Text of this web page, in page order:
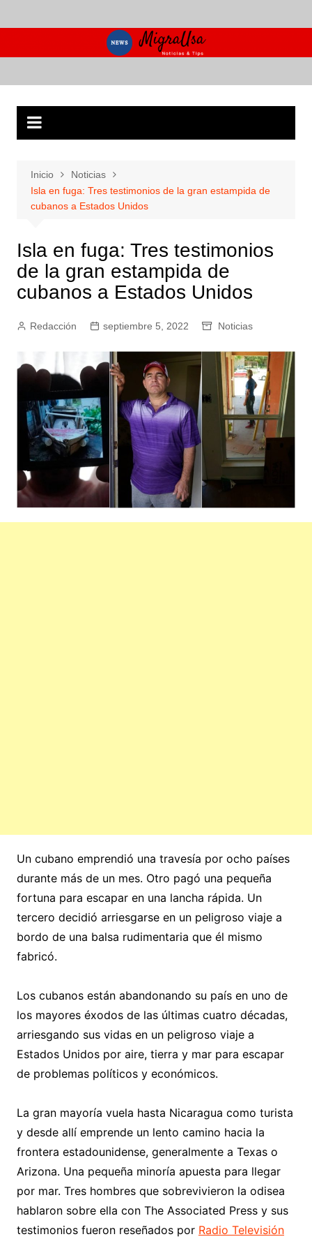
al
Inicio
Noticias
Isla en fuga: Tres testimonios de la gran estampida de
cubanos a Estados Unidos
Isla en fuga: Tres testimonios
de la gran estampida de
cubanos a Estados Unidos
Redacción septiembre 5, 2022 Noticias
Un cubano emprendió una travesía por ocho países
durante más de un mes. Otro pagó una pequeña
fortuna para escapar en una lancha rápida. Un
tercero decidió arriesgarse en un peligroso viaje a
bordo de una balsa rudimentaria que él mismo
fabricó.
Los cubanos están abandonando su país en uno de
los mayores éxodos de las últimas cuatro décadas,
arriesgando sus vidas en un peligroso viaje a
Estados Unidos por aire, tierra y mar para escapar
de problemas políticos y económicos.
La gran mayoría vuela hasta Nicaragua como turista
y desde allí emprende un lento camino hacia la
frontera estadounidense, generalmente a Texas o
Arizona. Una pequeña minoría apuesta para llegar
por mar. Tres hombres que sobrevivieron la odisea
hablaron sobre ella con The Associated Press y sus
testimonios fueron reseñados por Radio Televisión